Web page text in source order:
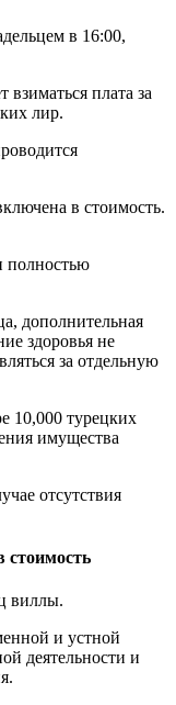
в 16:00,
плата за
лир.
в стоимость.
полностью
дополнительная
здоровья не
за отдельную
10,000 турецких
имущества
отсутствия
виллы.
и устной
деятельности и